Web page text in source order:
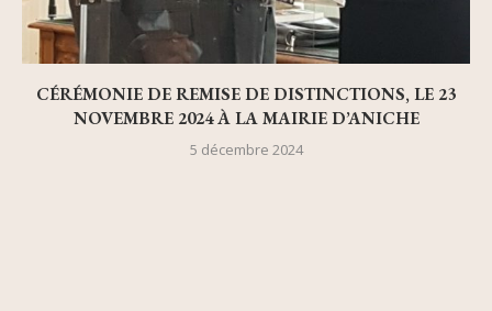
CÉRÉMONIE DE REMISE DE DISTINCTIONS, LE 23
NOVEMBRE 2024 À LA MAIRIE D’ANICHE
5 décembre 2024